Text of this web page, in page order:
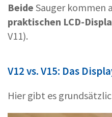
Beide Sauger kommen
praktischen LCD-
V11).
V12 vs. V15: Das
Hier gibt es